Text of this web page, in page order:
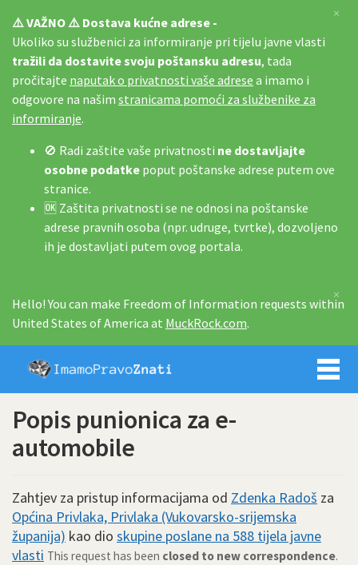
⚠️ VAŽNO ⚠️ Dostava kućne adrese -
Ukoliko su službenici za informiranje pri tijelu javne vlasti
tražili da dostavite svoju poštansku adresu, tada
pročitajte naputak o privatnosti vaše adrese a imamo i
odgovore na našim stranicama pomoći za službenike za
informiranje.
🚫 Radi zaštite vaše privatnosti ne dostavljajte
osobne podatke poput poštanske adrese putem ove
stranice.
🆗 Zaštita privatnosti se ne odnosi na poštanske
adrese pravnih osoba (npr. udruge, tvrtke), dozvoljeno
ih je dostavljati putem ovog portala.
×
Hello! You can make Freedom of Information requests within
United States of America at MuckRock.com.
×
Imamo
Popis punionica za e-
automobile
Zahtjev za pristup informacijama od Zdenka Radoš za
Općina Privlaka, Privlaka (Vukovarsko-srijemska
županija) kao dio skupine poslane na 588 tijela javne
vlasti This request has been closed to new correspondence.